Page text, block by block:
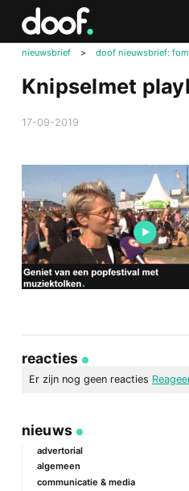
nieuwsbrief > doof nieuwsbrief:
Knipselmet
17-09-2019
reacties
Er zijn nog geen reacties
Je e-mailadres wordt niet
gemarkeerd met
*
nieuws
advertorial
algemeen
communicatie & media
Doof.nl